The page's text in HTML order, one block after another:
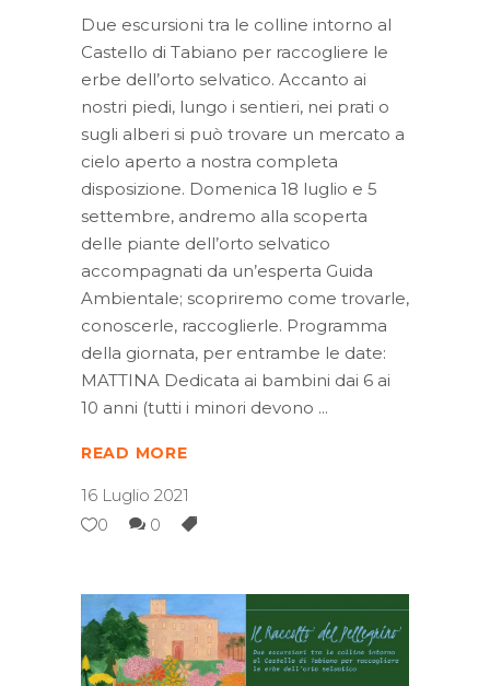
Due escursioni tra le colline intorno al
Castello di Tabiano per raccogliere le
erbe dell’orto selvatico. Accanto ai
nostri piedi, lungo i sentieri, nei prati o
sugli alberi si può trovare un mercato a
cielo aperto a nostra completa
disposizione. Domenica 18 luglio e 5
settembre, andremo alla scoperta
delle piante dell’orto selvatico
accompagnati da un’esperta Guida
Ambientale; scopriremo come trovarle,
conoscerle, raccoglierle. Programma
della giornata, per entrambe le date:
MATTINA Dedicata ai bambini dai 6 ai
10 anni (tutti i minori devono
READ MORE
16 Luglio 2021
0
0